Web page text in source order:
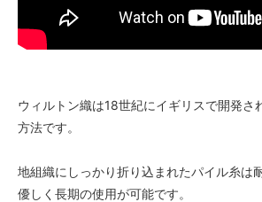
ウィルトン織は18世紀にイギリスで開発さ
方法です。
地組織にしっかり折り込まれたパイル糸は
優しく長期の使用が可能です。